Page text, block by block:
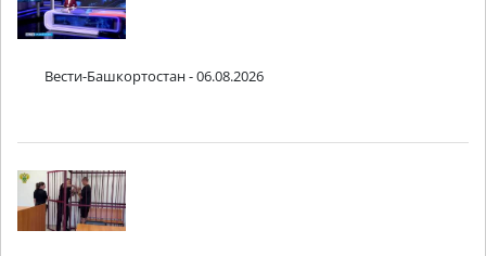
Вести-Башкортостан - 06.08.2026